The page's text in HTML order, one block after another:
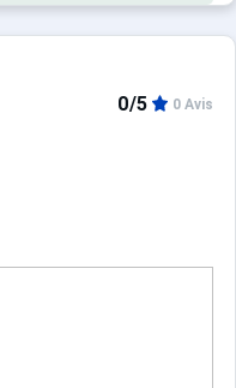
0/5 0 Avis